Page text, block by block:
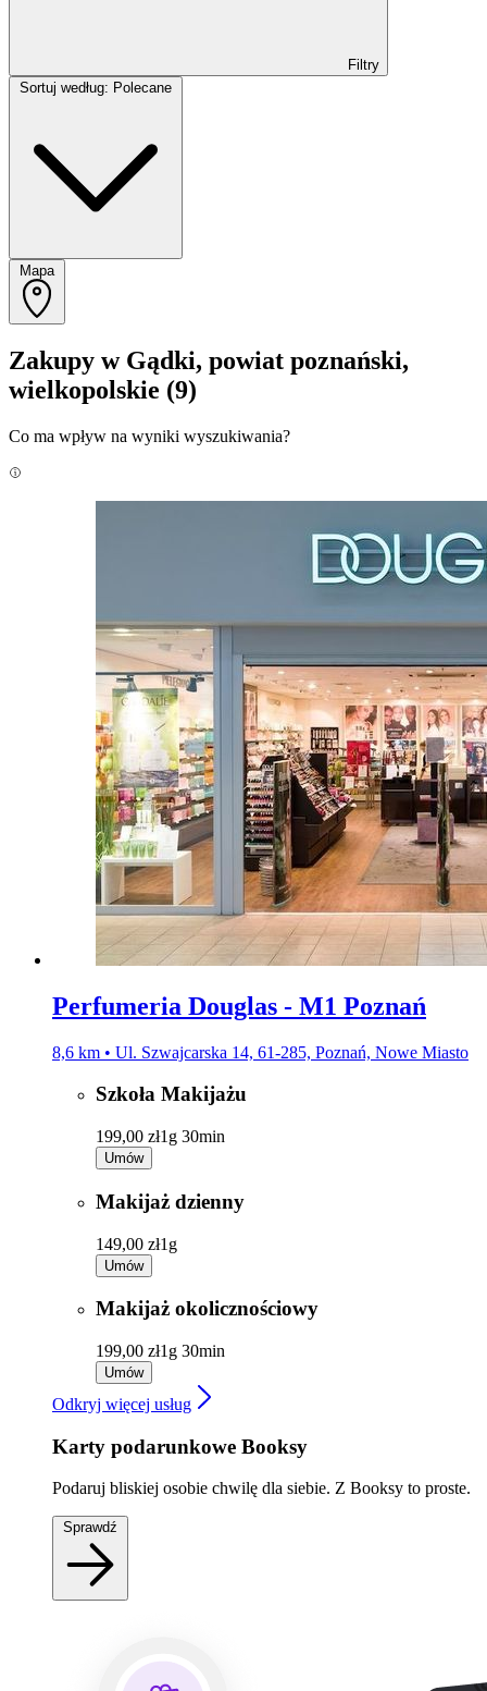
Filtry
Mapa
Zakupy w Gądki, powiat poznański,
wielkopolskie (9)
Co ma wpływ na wyniki wyszukiwania?
Perfumeria Douglas - M1 Poznań
8,6 km • Ul. Szwajcarska 14, 61-285, Poznań, Nowe Miasto
Szkoła Makijażu
199,00 zł1g 30min
Umów
Makijaż dzienny
149,00 zł1g
Umów
Makijaż okolicznościowy
199,00 zł1g 30min
Umów
Odkryj więcej usług
Karty podarunkowe Booksy
Podaruj bliskiej osobie chwilę dla siebie. Z Booksy to proste.